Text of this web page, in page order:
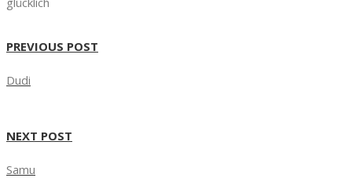
PREVIOUS POST
Dudi
NEXT POST
Samu